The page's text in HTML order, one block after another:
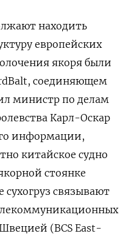
находить
европейских
якоря были
соединяющем
министр по делам
Карл-Оскар
информации,
китайское судно
стоянке
сухогруз связывают
(BCS East-